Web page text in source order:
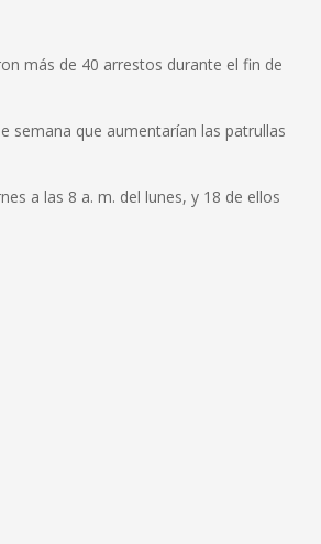
más de 40 arrestos durante el fin de
semana que aumentarían las patrullas
a las 8 a. m. del lunes, y 18 de ellos